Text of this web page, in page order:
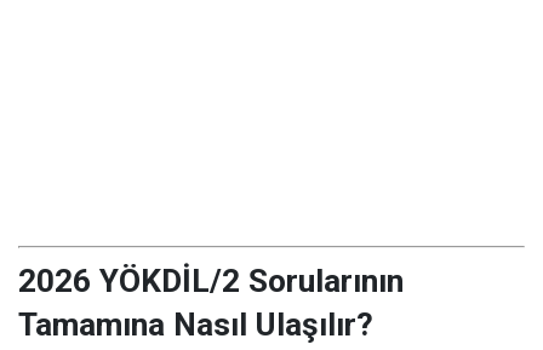
2026 YÖKDİL/2 Sorularının
Tamamına Nasıl Ulaşılır?